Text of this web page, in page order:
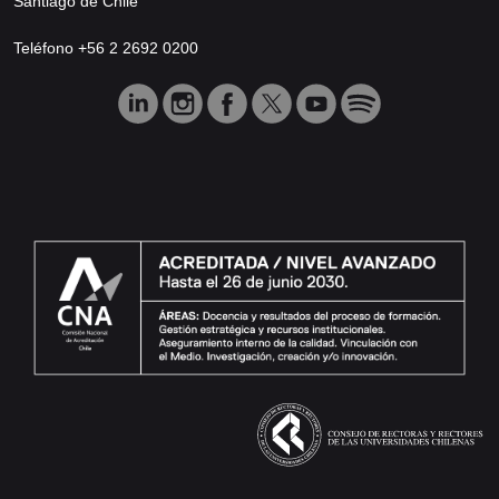
Teléfono +56 2 2692 0200